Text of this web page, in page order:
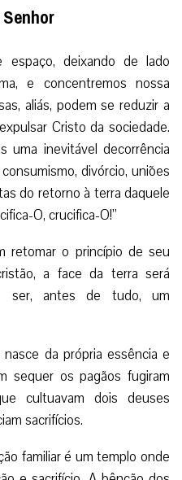
espaço, deixando de lado
e concentremos nossa
aliás, podem se reduzir a
Cristo da sociedade.
uma inevitável decorrência
divórcio, uniões
do retorno à terra daquele
O, crucifica-O!”
retomar o princípio de seu
a face da terra será
ser, antes de tudo, um
da própria essência e
sequer os pagãos fugiram
cultuavam dois deuses
sacrifícios.
familiar é um templo onde